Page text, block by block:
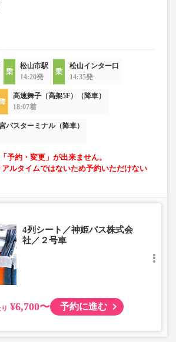
松山市駅
14:20発
松山インター口
14:35発
高速舞子（高架5F）（降車）
18:07着
バスターミナル（降車）
予約・変更」が出来ません。
アルタイムではないため予約いただけない
4列シート／神姫バス株式会
社／２号車
¥6,700〜 予約に進む